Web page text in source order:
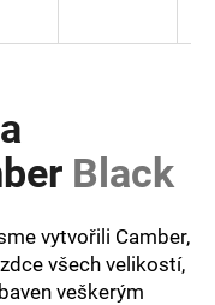
Black
vytvořili Camber,
všech velikostí,
veškerým